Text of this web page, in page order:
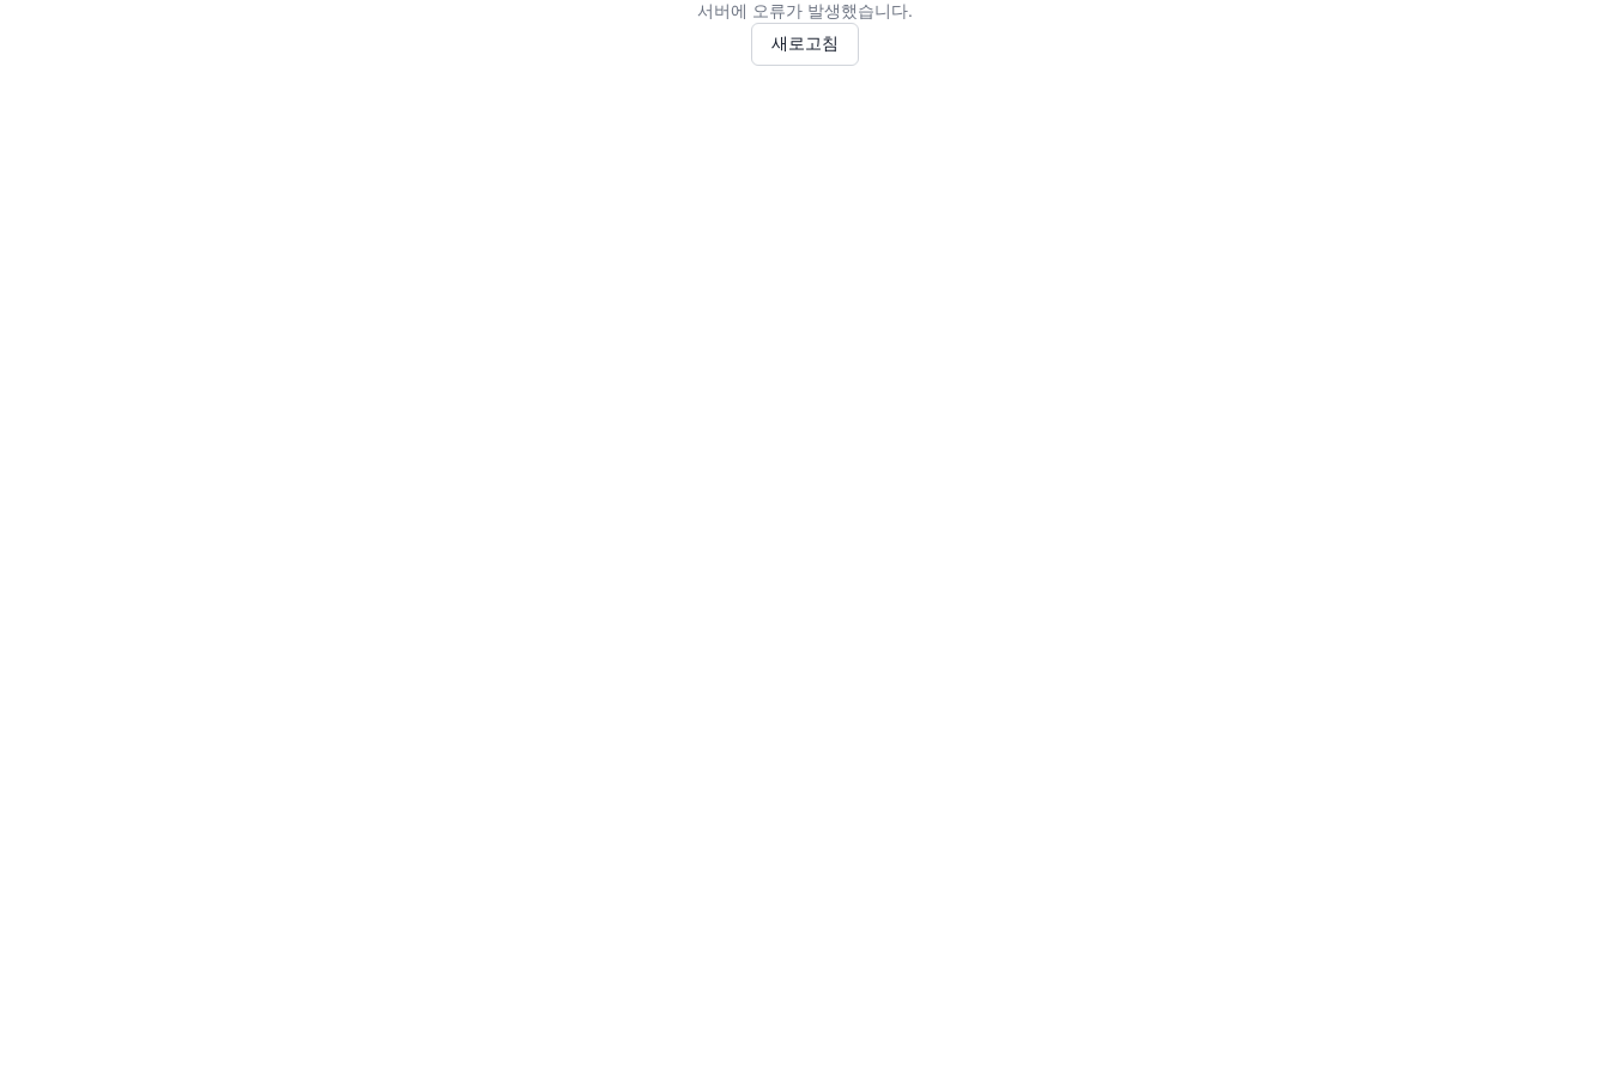
서버에 오류가 발생했습니다.
새로고침